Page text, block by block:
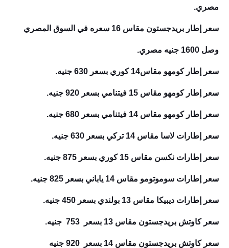
مصري.
سعر إطار بريدجستون مقاس 16 سعره في السوق المصري
وصل 1600 جنيه مصري.
سعر إطار كومهو مقاس14 كوري بسعر 630 جنيه.
سعر إطار كومهو مقاس 15 فيتنامي بسعر 920 جنيه.
سعر إطار كومهو مقاس 14 فيتنامي بسعر 680 جنيه.
سعر إطارات لاسا مقاس 14 تركي بسعر 630 جنيه.
سعر إطارات نكسن مقاس 15 كوري بسعر 875 جنيه.
سعر إطارات سوموتومو مقاس 14 ياباني بسعر 825 جنيه.
سعر إطارات ديبيكا مقاس 13 بولندي بسعر 450 جنيه.
سعر كاوتش بريدجستون مقاس 13 بسعر 753 جنيه.
سعر كاوتش بريدجستون مقاس 14 بسعر 920 جنيه